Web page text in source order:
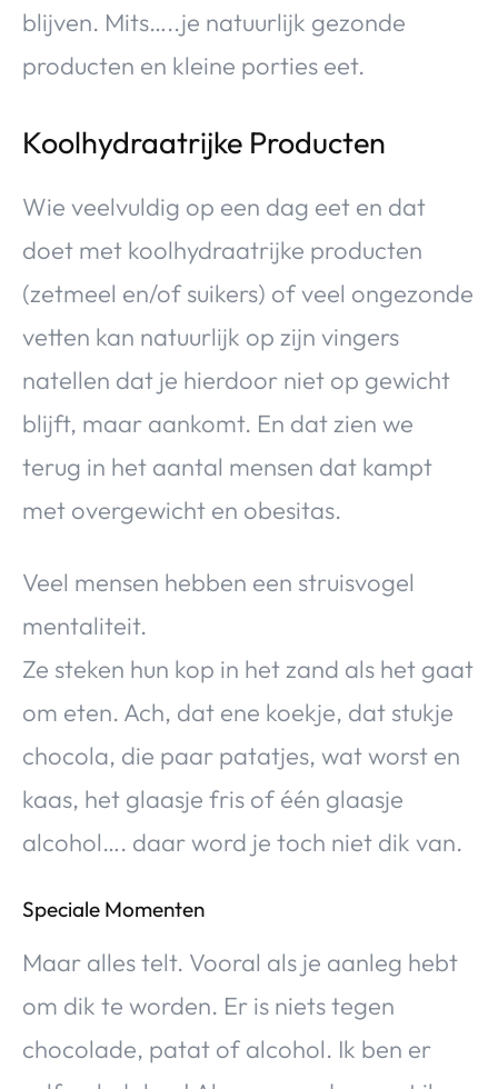
blijven. Mits…..je natuurlijk gezonde
producten en kleine porties eet.
Koolhydraatrijke Producten
Wie veelvuldig op een dag eet en dat
doet met koolhydraatrijke producten
(zetmeel en/of suikers) of veel ongezonde
vetten kan natuurlijk op zijn vingers
natellen dat je hierdoor niet op gewicht
blijft, maar aankomt. En dat zien we
terug in het aantal mensen dat kampt
met overgewicht en obesitas.
Veel mensen hebben een struisvogel
mentaliteit.
Ze steken hun kop in het zand als het gaat
om eten. Ach, dat ene koekje, dat stukje
chocola, die paar patatjes, wat worst en
kaas, het glaasje fris of één glaasje
alcohol…. daar word je toch niet dik van.
Speciale Momenten
Maar alles telt. Vooral als je aanleg hebt
om dik te worden. Er is niets tegen
chocolade, patat of alcohol. Ik ben er